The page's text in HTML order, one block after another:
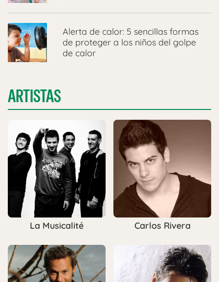
Alerta de calor: 5 sencillas formas
de proteger a los niños del golpe
de calor
ARTISTAS
La Musicalité Carlos Rivera